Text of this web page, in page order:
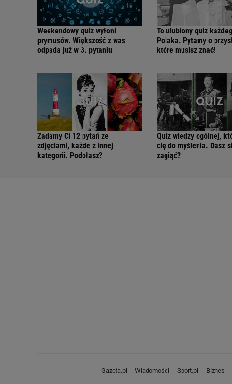
Weekendowy quiz wyłoni
prymusów. Większość z was
odpada już w 3. pytaniu
To ulubiony quiz
Polaka. Pytamy o
które musisz znać!
Zadamy Ci 12 pytań ze
zdjęciami, każde z innej
kategorii. Podołasz?
Quiz wiedzy ogólnej,
cię do myślenia. Dasz
zagiąć?
Gazeta.pl Wiadomości Sport.pl Biznes